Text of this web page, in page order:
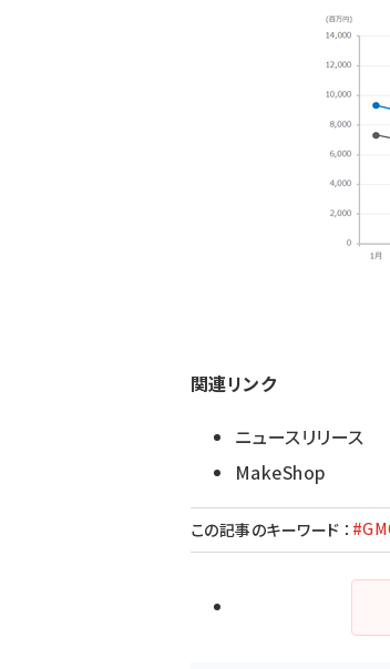
関連リンク
ニュースリリース
MakeShop
この記事のキーワード ：